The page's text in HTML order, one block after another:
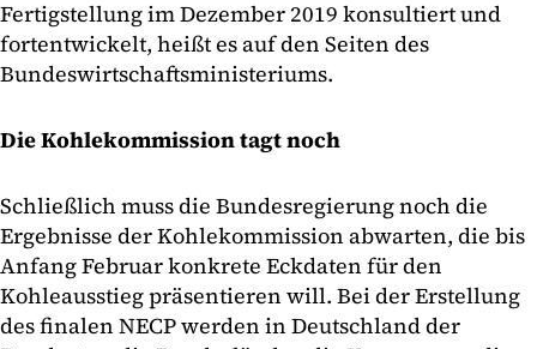
Fertigstellung im Dezember 2019 konsultiert und
fortentwickelt, heißt es auf den Seiten des
Bundeswirtschaftsministeriums.
Die Kohlekommission tagt noch
Schließlich muss die Bundesregierung noch die
Ergebnisse der Kohlekommission abwarten, die bis
Anfang Februar konkrete Eckdaten für den
Kohleausstieg präsentieren will. Bei der Erstellung
des finalen NECP werden in Deutschland der